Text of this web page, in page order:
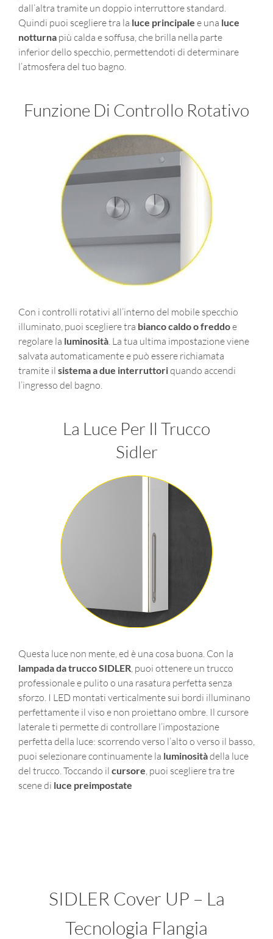
dall’altra tramite un doppio interruttore standard.
Quindi puoi scegliere tra la luce principale e una luce
notturna più calda e soffusa, che brilla nella parte
inferior dello specchio, permettendoti di determinare
l’atmosfera del tuo bagno.
Funzione Di Controllo Rotativo
Con i controlli rotativi all’interno del mobile specchio
illuminato, puoi scegliere tra bianco caldo o freddoe
regolare la luminosità. La tua ultima impostazione viene
salvata automaticamente e può essere richiamata
tramite il sistema a due interruttoriquando accendi
l’ingresso del bagno.
La Luce Per Il Trucco
Sidler
Questa luce non mente, ed è una cosa buona. Con la
lampada da trucco SIDLER, puoi ottenere un trucco
professionale e pulito o una rasatura perfetta senza
sforzo. I LED montati verticalmente sui bordi illuminano
perfettamente il viso e non proiettano ombre. Il cursore
laterale ti permette di controllare l’impostazione
perfetta della luce: scorrendo verso l’alto o verso il basso,
puoi selezionare continuamente la luminositàdella luce
del trucco. Toccando il cursore, puoi scegliere tra tre
scene di luce preimpostate
SIDLER Cover UP – La
Tecnologia Flangia